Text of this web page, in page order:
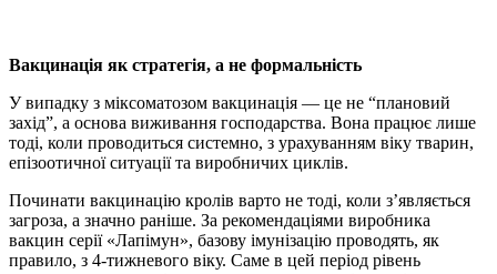
Вакцинація як стратегія, а не формальність
У випадку з міксоматозом вакцинація — це не “плановий
захід”, а основа виживання господарства. Вона працює лише
тоді, коли проводиться системно, з урахуванням віку тварин,
епізоотичної ситуації та виробничих циклів.
Починати вакцинацію кролів варто не тоді, коли з’являється
загроза, а значно раніше. За рекомендаціями виробника
вакцин серії «Лапімун», базову імунізацію проводять, як
правило, з 4-тижневого віку. Саме в цей період рівень